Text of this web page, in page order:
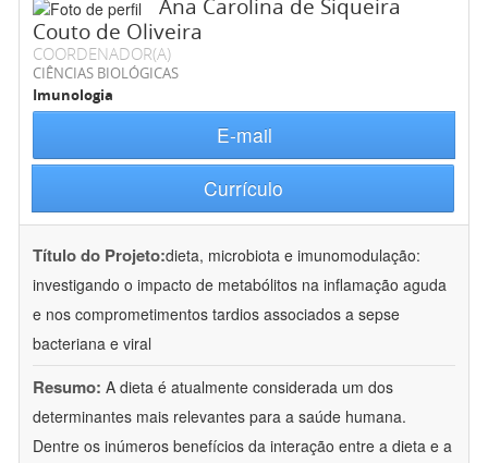
Ana Carolina de Siqueira
Couto de Oliveira
COORDENADOR(A)
CIÊNCIAS BIOLÓGICAS
Imunologia
E-mail
Currículo
Título do Projeto:dieta, microbiota e imunomodulação:
investigando o impacto de metabólitos na inflamação aguda
e nos comprometimentos tardios associados a sepse
bacteriana e viral
Resumo: A dieta é atualmente considerada um dos
determinantes mais relevantes para a saúde humana.
Dentre os inúmeros benefícios da interação entre a dieta e a